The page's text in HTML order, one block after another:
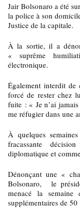
Jair Bolsonaro a été
la police à son
Justice de la capitale.
À la sortie, il a
« suprême
électronique.
Également interdit de
forcé de rester chez
fuite : « Je n’ai
me réfugier dans une
À quelques
fracassante
diplomatique et
Dénonçant une «
Bolsonaro, le
menacé la
supplémentaires de